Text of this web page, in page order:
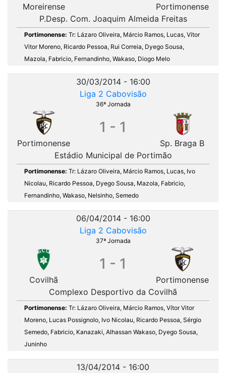
Moreirense
Portimonense
P.Desp. Com. Joaquim Almeida Freitas
Portimonense: Tr: Lázaro Oliveira, Márcio Ramos, Lucas, Vítor
Vitor Moreno, Ricardo Pessoa, Rui Correia, Dyego Sousa,
Mazola, Fabricio, Fernandinho, Wakaso, Diogo Melo
30/03/2014 - 16:00
Liga 2 Cabovisão
36ª Jornada
Portimonense
1 - 1
Sp. Braga B
Estádio Municipal de Portimão
Portimonense: Tr: Lázaro Oliveira, Márcio Ramos, Lucas, Ivo
Nicolau, Ricardo Pessoa, Dyego Sousa, Mazola, Fabricio,
Fernandinho, Wakaso, Nelsinho, Semedo
06/04/2014 - 16:00
Liga 2 Cabovisão
37ª Jornada
Covilhã
1 - 1
Portimonense
Complexo Desportivo da Covilhã
Portimonense: Tr: Lázaro Oliveira, Márcio Ramos, Vítor Vitor
Moreno, Lucas Possignolo, Ivo Nicolau, Ricardo Pessoa, Sérgio
Semedo, Fabricio, Kanazaki, Alhassan Wakaso, Dyego Sousa,
Juninho
13/04/2014 - 16:00